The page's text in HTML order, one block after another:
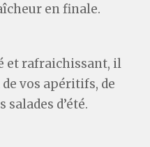
en finale.
et rafraichissant, il
vos apéritifs, de
d’été.